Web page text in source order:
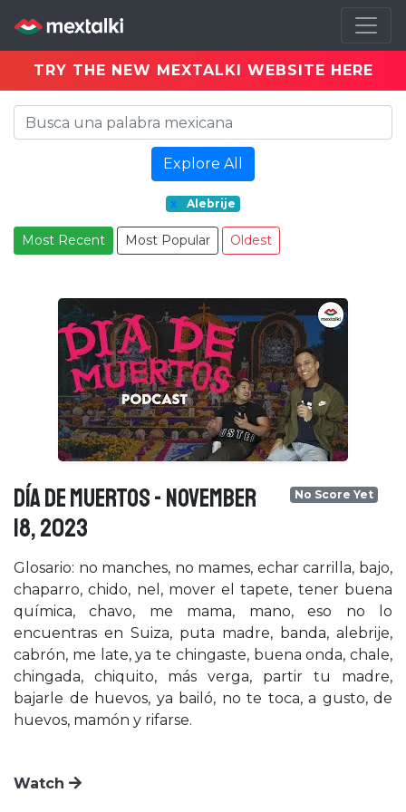
TRY THE NEW MEXTALKI WEBSITE HERE
Explore All
x Alebrije
Most Recent Most Popular Oldest
DÍA DE MUERTOS - November
18, 2023
No Score Yet
Glosario: no manches, no mames, echar carrilla, bajo,
chaparro, chido, nel, mover el tapete, tener buena
química, chavo, me mama, mano, eso no lo
encuentras en Suiza, puta madre, banda, alebrije,
cabrón, me late, ya te chingaste, buena onda, chale,
chingada, chiquito, más verga, partir tu madre,
bajarle de huevos, ya bailó, no te toca, a gusto, de
huevos, mamón y rifarse.
Watch